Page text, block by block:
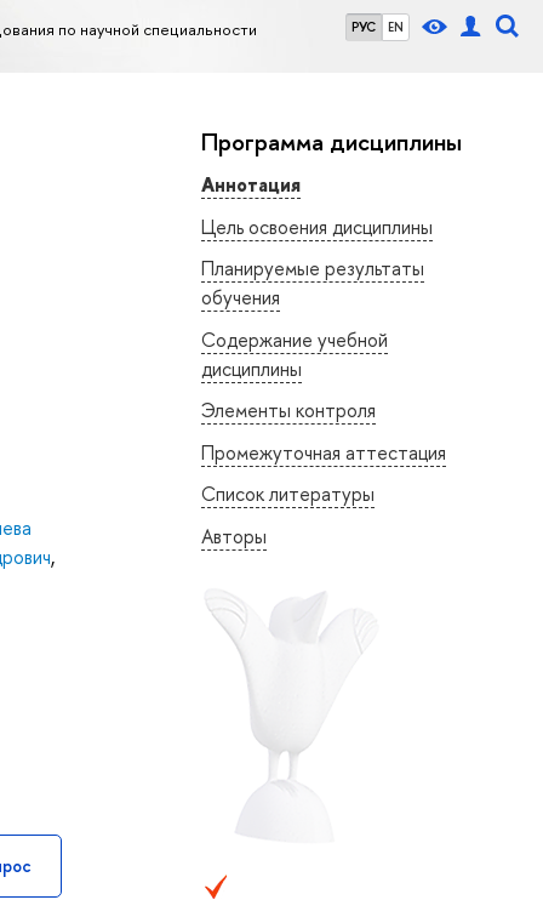
РУС EN
по научной специальности
Программа дисциплины
Аннотация
Цель освоения дисциплины
Планируемые результаты
обучения
Содержание учебной
дисциплины
Элементы контроля
Промежуточная аттестация
Список литературы
Авторы
,